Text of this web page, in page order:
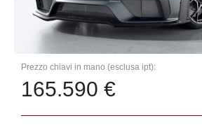
Prezzo chiavi in mano (esclusa ipt):
165.590 €